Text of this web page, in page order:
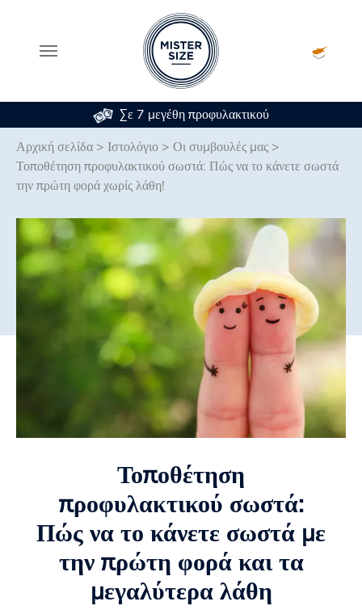
Σε 7 μεγέθη προφυλακτικού
Αρχική σελίδα > Ιστολόγιο > Οι συμβουλές μας >
Τοποθέτηση προφυλακτικού σωστά: Πώς να το κάνετε σωστά
την πρώτη φορά χωρίς λάθη!
Τοποθέτηση
προφυλακτικού σωστά:
Πώς να το κάνετε σωστά με
την πρώτη φορά και τα
μεγαλύτερα λάθη